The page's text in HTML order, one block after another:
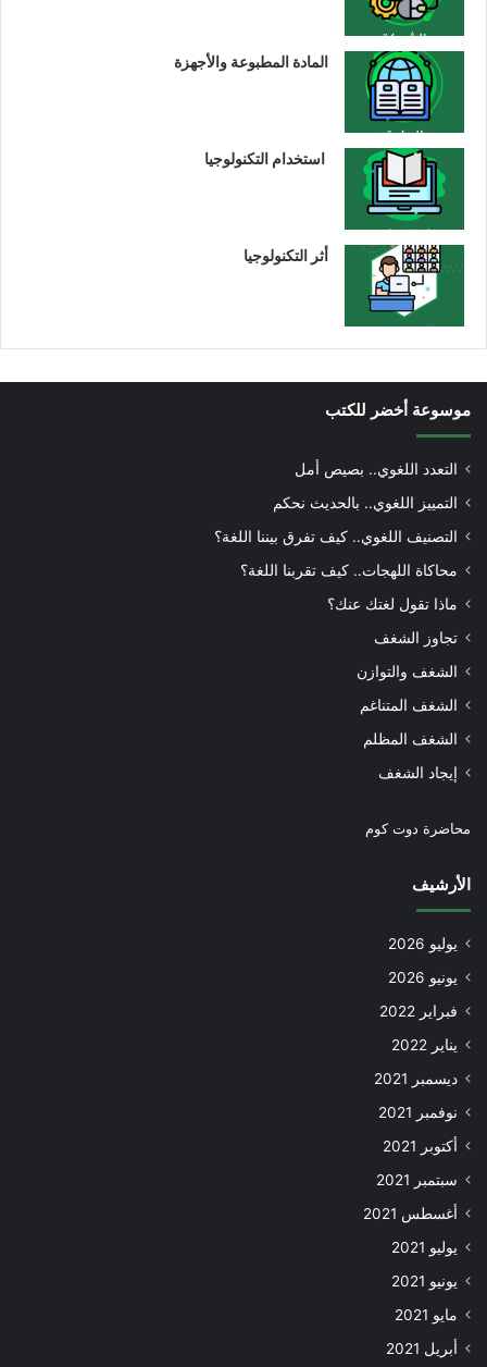
المادة المطبوعة والأجهزة
استخدام التكنولوجيا
أثر التكنولوجيا
موسوعة أخضر للكتب
التعدد اللغوي.. بصيص أمل
التمييز اللغوي.. بالحديث نحكم
التصنيف اللغوي.. كيف تفرق بيننا اللغة؟
محاكاة اللهجات.. كيف تقربنا اللغة؟
ماذا تقول لغتك عنك؟
تجاوز الشغف
الشغف والتوازن
الشغف المتناغم
الشغف المظلم
إيجاد الشغف
محاضرة دوت كوم
الأرشيف
يوليو 2026
يونيو 2026
فبراير 2022
يناير 2022
ديسمبر 2021
نوفمبر 2021
أكتوبر 2021
سبتمبر 2021
أغسطس 2021
يوليو 2021
يونيو 2021
مايو 2021
أبريل 2021